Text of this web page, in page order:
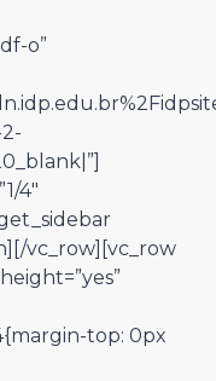
o”
4″
vc_row][vc_row
top: 0px